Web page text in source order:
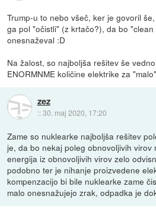
Trump-u to nebo všeč, ker je govoril
ga pol "očistli" (z krtačo?), da bo
onesnaževal :D
Na žalost, so najboljša rešitev še
ENORMNME količine elektrike za
zez
::30. maj 2020, 17:20
Zame so nuklearke najboljša rešitev
je, da bo nekaj poleg obnovoljivih virov
energija iz obnovoljivih virov zelo
podobno ter je nihanje proizvedene
kompenzacijo bi bile nuklearke zame
malo onesnažujejo zrak, odpadka je